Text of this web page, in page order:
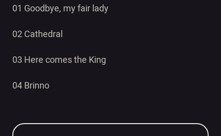
01 Goodbye, my fair lady
02 Cathedral
03 Here comes the King
04 Brinno